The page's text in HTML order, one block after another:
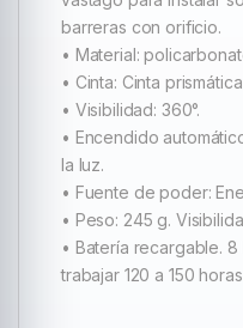
barreras con orificio.
• Material:
• Cinta: Cinta
• Visibilidad: 360°.
• Encendido
la luz.
• Fuente de poder:
• Peso: 245 g.
• Batería recargable.
trabajar 120 a 150